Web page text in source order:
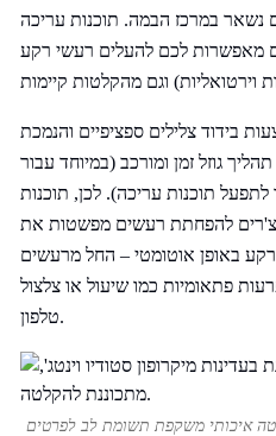
במרכז הבמה. תוכנות עריכה
מאפשרות לכם להעלים רעשי רקע
בידוד צלילים ספציפיים והנמכת
גוזל זמן ומורכב (במיוחד עבור
תוכנות עריכה). לכן, תוכנות
להפחתת רעשים מפשטות את
באופן אוטומטי – החל מרעשים
פתאומיות כמו שיעול או צלצול
טלפון.
איכותי משקפת תשומת לב לפרטים